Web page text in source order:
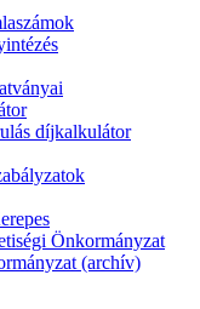
díjkalkulátor
Önkormányzat
(archív)